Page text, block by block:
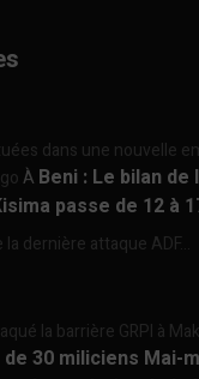
dans une nouvelle
À Beni : Le bilan
passe de 12 à
la dernière attaque ADF...
la barrière GRPI à
de 30 miliciens Mai-